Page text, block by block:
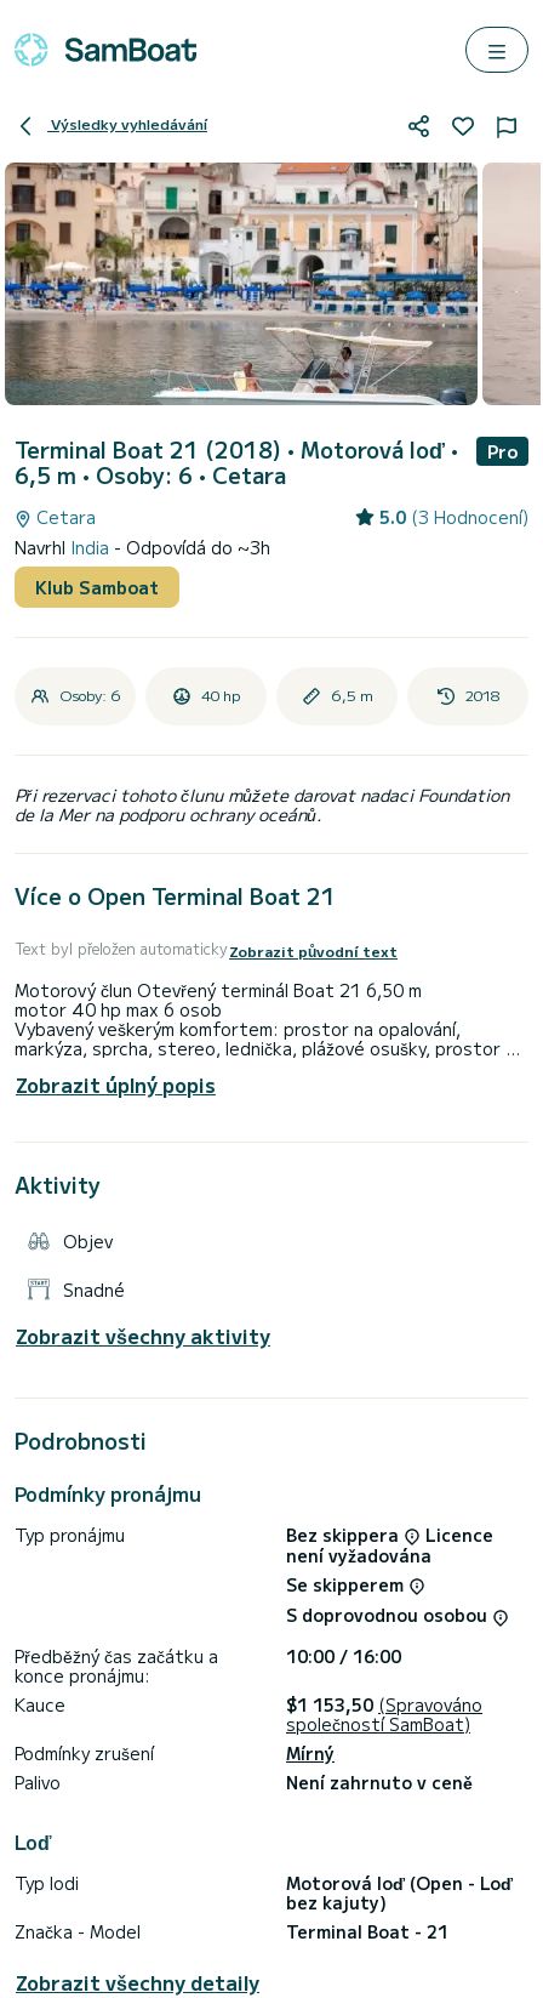
Výsledky vyhledávání
Terminal Boat 21 (2018) • Motorová loď •
6,5 m • Osoby: 6 • Cetara
Pro
Cetara 5.0 (3 Hodnocení)
Navrhl India - Odpovídá do ~3h
Klub Samboat
Osoby: 6 40 hp 6,5 m 2018
Při rezervaci tohoto člunu můžete darovat nadaci Foundation
de la Mer na podporu ochrany oceánů.
Více o Open Terminal Boat 21
Text byl přeložen automatickyZobrazit původní text
Motorový člun Otevřený terminál Boat 21 6,50 m
motor 40 hp max 6 osob
Vybavený veškerým komfortem: prostor na opalování,
markýza, sprcha, stereo, lednička, plážové osušky, prostor na
Organizujeme osobní výlety s kapitánem podél celé pobřeží
Amalfi a Capri
Pro všechny informace nás neváhejte kontaktovat
Zobrazit úplný popis
Aktivity
Objev
Snadné
Zobrazit všechny aktivity
Podrobnosti
Podmínky pronájmu
Typ pronájmu Bez skippera
Licence
není vyžadována
Se skipperem
S doprovodnou osobou
Předběžný čas začátku a
konce pronájmu:
10:00 / 16:00
Kauce
$1 153,50 (Spravováno
společností SamBoat)
Podmínky zrušení
Mírný
Palivo
Není zahrnuto v ceně
Loď
Typ lodi
Motorová loď (Open - Loď
bez kajuty)
Značka - Model
Terminal Boat - 21
Zobrazit všechny detaily